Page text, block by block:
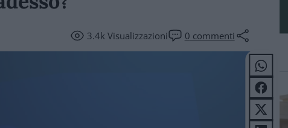
3.4kVisualizzazioni 0 commenti